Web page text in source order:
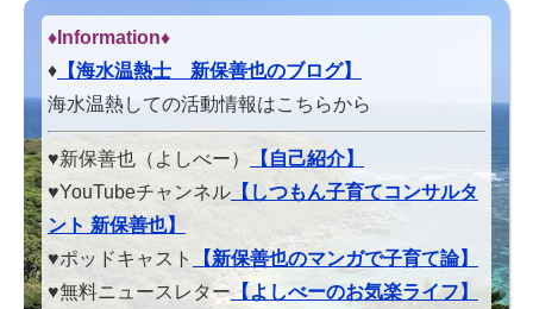
♦Information♦︎
♦ 【海水温熱士 新保善也のブログ】
海水温熱しての活動情報はこちらから
♥新保善也（よしべー）
【自己紹介】
♥YouTubeチャンネル 【しつもん子育てコンサルタ
ント 新保善也】
♥ポッドキャスト
【新保善也のマンガで子育て論】
♥無料ニュースレター【よしべーのお気楽ライフ】